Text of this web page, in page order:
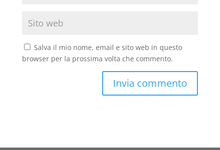
Salva il mio nome, email e sito web in questo
browser per la prossima volta che commento.